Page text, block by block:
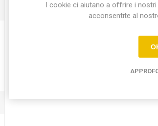
I cookie ci aiutano a offrire i
acconsentite al